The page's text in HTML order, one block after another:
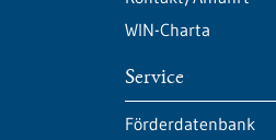
WIN-Charta
Service
Förderdatenbank